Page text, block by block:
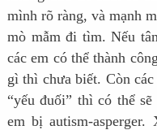
mình rõ ràng, và mạnh
mò mẫm đi tìm. Nếu
các em có thể thành
gì thì chưa biết. Còn
“yếu đuối” thì có thể
em bị autism-